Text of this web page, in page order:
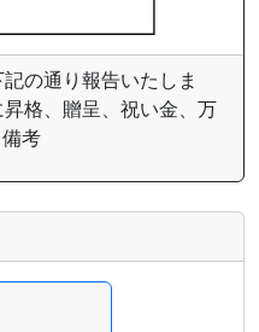
の通り報告いたしま
格、贈呈、祝い金、万
考